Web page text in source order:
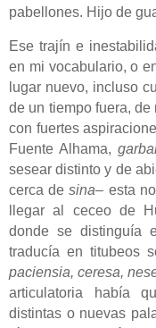
pabellones. Hijo de
Ese trajín e
en mi vocabulario, o
lugar nuevo, incluso
de un tiempo fuera,
con fuertes
Fuente Alhama,
sesear distinto y de
cerca de sina– esta
llegar al ceceo de
donde se distinguía
traducía en titubeos
paciensia, ceresa,
articulatoria había
distintas o nuevas